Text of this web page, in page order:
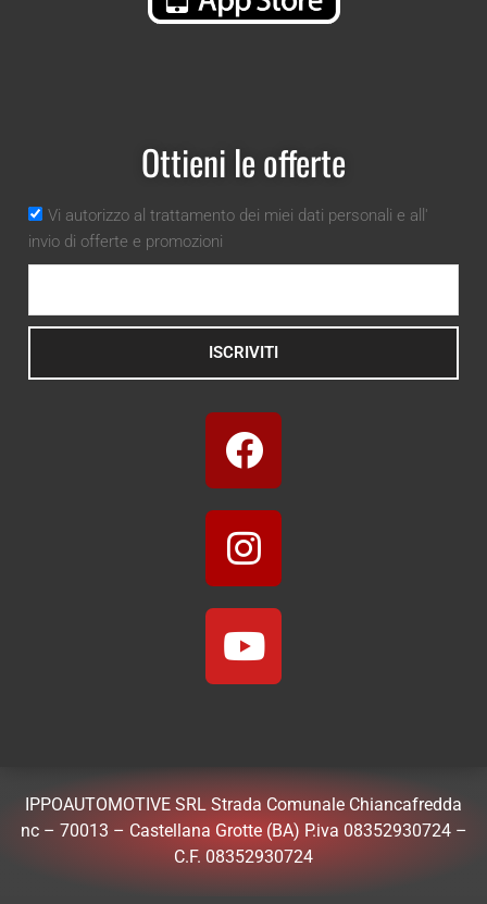
Ottieni le offerte
Vi autorizzo al trattamento dei miei dati personali e all'
invio di offerte e promozioni
ISCRIVITI
IPPOAUTOMOTIVE SRL Strada Comunale Chiancafredda
nc – 70013 – Castellana Grotte (BA) P.iva 08352930724 –
C.F. 08352930724